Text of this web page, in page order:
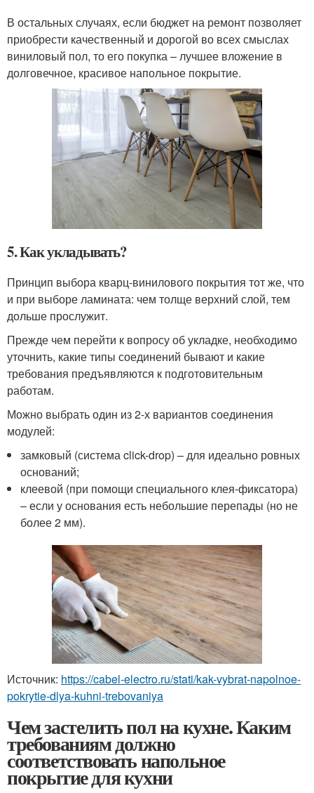
В остальных случаях, если бюджет на ремонт позволяет
приобрести качественный и дорогой во всех смыслах
виниловый пол, то его покупка – лучшее вложение в
долговечное, красивое напольное покрытие.
5. Как укладывать?
Принцип выбора кварц-винилового покрытия тот же, что
и при выборе ламината: чем толще верхний слой, тем
дольше прослужит.
Прежде чем перейти к вопросу об укладке, необходимо
уточнить, какие типы соединений бывают и какие
требования предъявляются к подготовительным
работам.
Можно выбрать один из 2-х вариантов соединения
модулей:
замковый (система click-drop) – для идеально ровных
оснований;
клеевой (при помощи специального клея-фиксатора)
– если у основания есть небольшие перепады (но не
более 2 мм).
Источник: https://cabel-electro.ru/stati/kak-vybrat-napolnoe-
pokrytie-dlya-kuhni-trebovaniya
Чем застелить пол на кухне. Каким
требованиям должно
соответствовать напольное
покрытие для кухни